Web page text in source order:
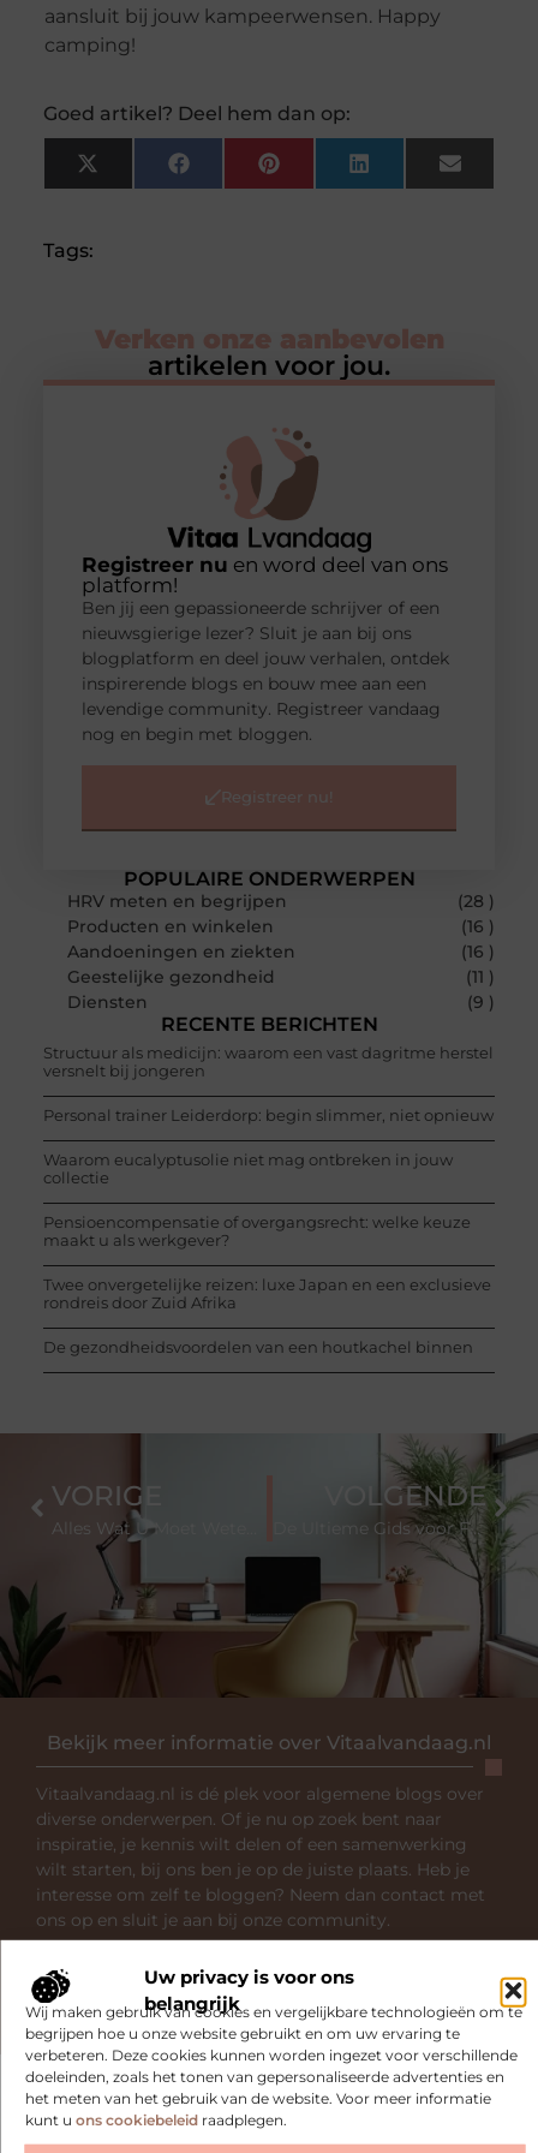
Uw privacy is voor ons
belangrijk
Wij maken gebruik van cookies en vergelijkbare technologieën om te
begrijpen hoe u onze website gebruikt en om uw ervaring te
verbeteren. Deze cookies kunnen worden ingezet voor verschillende
doeleinden, zoals het tonen van gepersonaliseerde advertenties en
het meten van het gebruik van de website. Voor meer informatie
kunt u ons cookiebeleidraadplegen.
aansluit bij jouw kampeerwensen. Happy
camping!
Goed artikel? Deel hem dan op:
X
(Twitter)
FacebookPinterestLinkedInEmail
Tags:
Verken onze aanbevolen
artikelen voor jou.
POPULAIRE ONDERWERPEN
HRV meten en begrijpen
(28 )
Producten en winkelen
(16 )
Aandoeningen en ziekten
(16 )
Geestelijke gezondheid
(11 )
Diensten
(9 )
RECENTE BERICHTEN
Structuur als medicijn: waarom een vast dagritme herstel
versnelt bij jongeren
Personal trainer Leiderdorp: begin slimmer, niet opnieuw
Waarom eucalyptusolie niet mag ontbreken in jouw
collectie
Pensioencompensatie of overgangsrecht: welke keuze
maakt u als werkgever?
Twee onvergetelijke reizen: luxe Japan en een exclusieve
rondreis door Zuid Afrika
De gezondheidsvoordelen van een houtkachel binnen
Registreer nu en word deel van ons
platform!
Ben jij een gepassioneerde schrijver of een
nieuwsgierige lezer? Sluit je aan bij ons
blogplatform en deel jouw verhalen, ontdek
inspirerende blogs en bouw mee aan een
levendige community. Registreer vandaag
nog en begin met bloggen.
Registreer nu!
Bekijk meer informatie over Vitaalvandaag.nl
Vitaalvandaag.nl is dé plek voor algemene blogs over
diverse onderwerpen. Of je nu op zoek bent naar
inspiratie, je kennis wilt delen of een samenwerking
wilt starten, bij ons ben je op de juiste plaats. Heb je
interesse om zelf te bloggen? Neem dan contact met
ons op en sluit je aan bij onze community.
Over ons Ons team
VORIGE VOLGENDE
De Ultieme Gids voor Feestartikelen in Haarlemmermeer: Tips en Veelgestelde Vragen
Gerelateerde artikelendie u